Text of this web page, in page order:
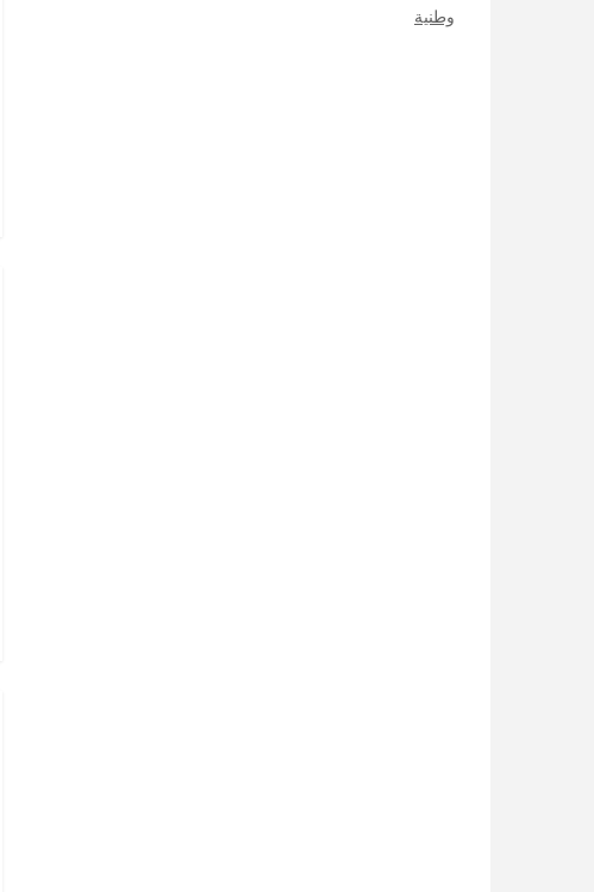
وطنية